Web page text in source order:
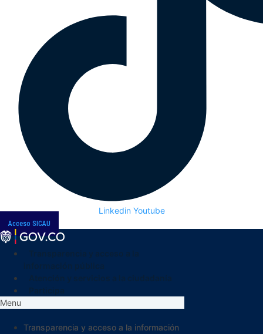
Linkedin Youtube
Acceso SICAU
Menu
Transparencia y acceso a la información